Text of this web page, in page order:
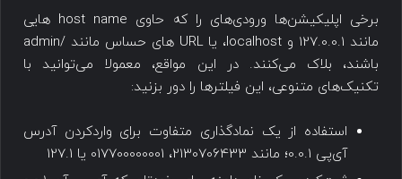
برخی اپلیکیشن‌ها ورودی‌های را که حاوی host name هایی
مانند 127.0.0.1 و localhost، یا URL های حساس مانند /admin
باشند، بلاک می‌کنند. در این مواقع، معمولا می‌توانید با
تکنیک‌های متنوعی، این فیلترها را دور بزنید:
استفاده از یک نمادگذاری متفاوت برای واردکردن آدرس
آی‌پی 0.0.1؛ مانند 2130706433، 017700000001 یا 127.1